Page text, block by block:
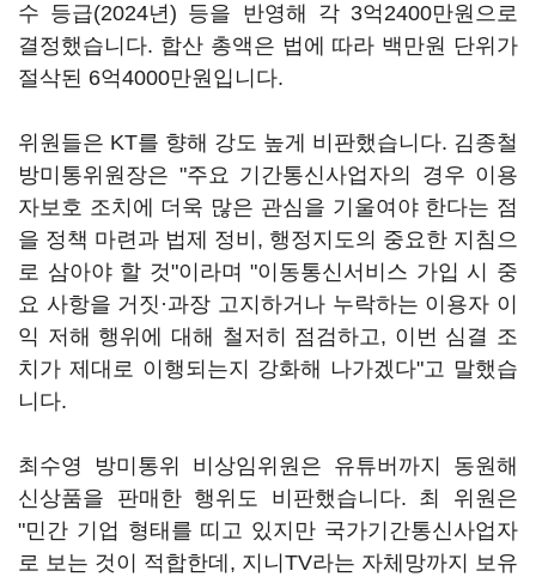
수 등급(2024년) 등을 반영해 각 3억2400만원으로
결정했습니다. 합산 총액은 법에 따라 백만원 단위가
절삭된 6억4000만원입니다.
위원들은 KT를 향해 강도 높게 비판했습니다. 김종철
방미통위원장은 "주요 기간통신사업자의 경우 이용
자보호 조치에 더욱 많은 관심을 기울여야 한다는 점
을 정책 마련과 법제 정비, 행정지도의 중요한 지침으
로 삼아야 할 것"이라며 "이동통신서비스 가입 시 중
요 사항을 거짓·과장 고지하거나 누락하는 이용자 이
익 저해 행위에 대해 철저히 점검하고, 이번 심결 조
치가 제대로 이행되는지 강화해 나가겠다"고 말했습
니다.
최수영 방미통위 비상임위원은 유튜버까지 동원해
신상품을 판매한 행위도 비판했습니다. 최 위원은
"민간 기업 형태를 띠고 있지만 국가기간통신사업자
로 보는 것이 적합한데, 지니TV라는 자체망까지 보유